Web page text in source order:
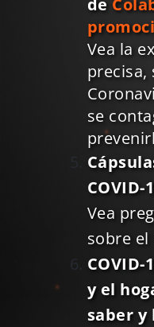
de
Vea la
precisa,
se
COVID-
Vea
sobre el
y el
saber y